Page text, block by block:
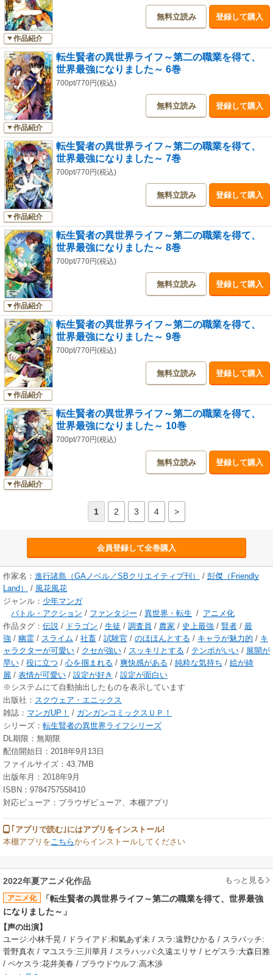
作品紹介
無料立読み 登録して購入
作品紹介
転生賢者の異世界ライフ～第二の職業を得て、
世界最強になりました～ 6巻
700pt/770円(税込)
無料立読み 登録して購入
作品紹介
転生賢者の異世界ライフ～第二の職業を得て、
世界最強になりました～ 7巻
700pt/770円(税込)
無料立読み 登録して購入
作品紹介
転生賢者の異世界ライフ～第二の職業を得て、
世界最強になりました～ 8巻
700pt/770円(税込)
無料立読み 登録して購入
作品紹介
転生賢者の異世界ライフ～第二の職業を得て、
世界最強になりました～ 9巻
700pt/770円(税込)
無料立読み 登録して購入
作品紹介
転生賢者の異世界ライフ～第二の職業を得て、
世界最強になりました～ 10巻
700pt/770円(税込)
無料立読み 登録して購入
1 2 3 4 >
会員登録して全巻購入
作家名： 進行諸島（GAノベル／SBクリエイティブ刊） / 彭傑（Friendly
Land）
/ 風花風花
ジャンル： 少年マンガ
バトル・アクション / ファンタジー / 異世界・転生 / アニメ化
作品タグ： 伝説 / ドラゴン / 生徒 / 調査員 / 農家 / 史上最強 / 賢者 / 最
強 / 幽霊 / スライム / 社畜 / 試験官 / のほほんとする / キャラが魅力的 / キ
ャラクターが可愛い / クセが強い / スッキリとする / テンポがいい / 展開が
早い / 役に立つ / 心を掴まれる / 爽快感がある / 純粋な気持ち / 絵が綺
麗 / 表情が可愛い / 設定が好き / 設定が面白い
※システムにて自動抽出したものを表示しています
出版社： スクウェア・エニックス
雑誌： マンガUP！ / ガンガンコミックスＵＰ！
シリーズ： 転生賢者の異世界ライフシリーズ
DL期限：無期限
配信開始日：2018年9月13日
ファイルサイズ：43.7MB
出版年月：2018年9月
ISBN：9784757558410
対応ビューア：ブラウザビューア、本棚アプリ
｢アプリで読む｣にはアプリをインストール!
本棚アプリを こちらからインストールしてください
2022年夏アニメ化作品 もっと見る
アニメ化
「転生賢者の異世界ライフ～第二の職業を得て、世界最強
になりました～」
声の出演】
ユージ:小林千晃 / ドライアド:和氣あず未 / スラ:遠野ひかる / スラパッチ:
菅野真衣 / マユスラ:三川華月 / スラハッパ:久遠エリサ / ヒゲスラ:大森日雅
/ ペケスラ:花井美春 / プラウドウルフ:高木渉